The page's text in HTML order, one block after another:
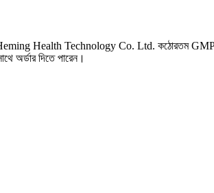
Health Technology Co. Ltd. কঠোরতম GMP
অর্ডার দিতে পারেন।